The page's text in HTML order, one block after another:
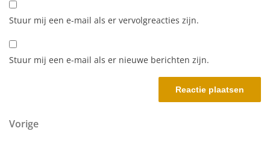
Stuur mij een e-mail als er vervolgreacties zijn.
Stuur mij een e-mail als er nieuwe berichten zijn.
Berichtnavigatie
Vorig bericht
Vorige